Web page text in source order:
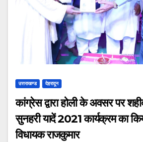
उत्तराखण्ड देहरादून
कांग्रेस द्वारा होली के अवसर पर
सुनहरी यादें 2021 कार्यक्रम का
विधायक राजकुमार